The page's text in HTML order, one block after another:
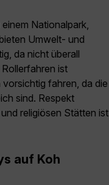
Nationalpark,
Umwelt- und
da nicht überall
ist
fahren, da die
sind. Respekt
religiösen Stätten ist
auf Koh